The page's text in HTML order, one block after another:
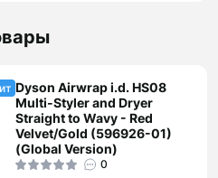
Dyson Airwrap i.d. HS08
Multi-Styler and Dryer
Straight to Wavy - Red
Velvet/Gold (596926-01)
(Global Version)
0